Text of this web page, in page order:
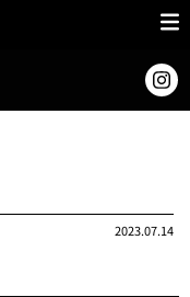
2023.07.14